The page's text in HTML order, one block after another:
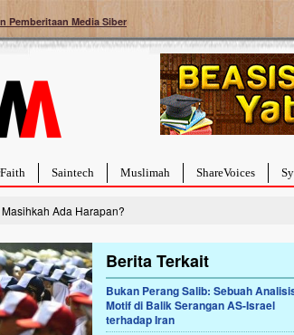
Pemberitaan Media Siber
Saintech Muslimah ShareVoices
Ada Harapan?
Berita Terkait
Bukan Perang Salib: Sebuah
Motif di Balik Serangan AS-Israel
terhadap Iran
Sembuh Dari